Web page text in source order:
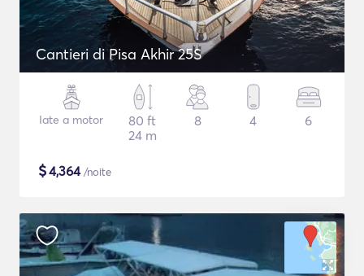
Cantieri di Pisa Akhir 25S
Iate a motor
80 ft
24 m
8 4 6
$4,364/noite